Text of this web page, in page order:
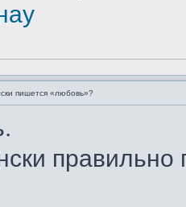
пишется «любовь»?